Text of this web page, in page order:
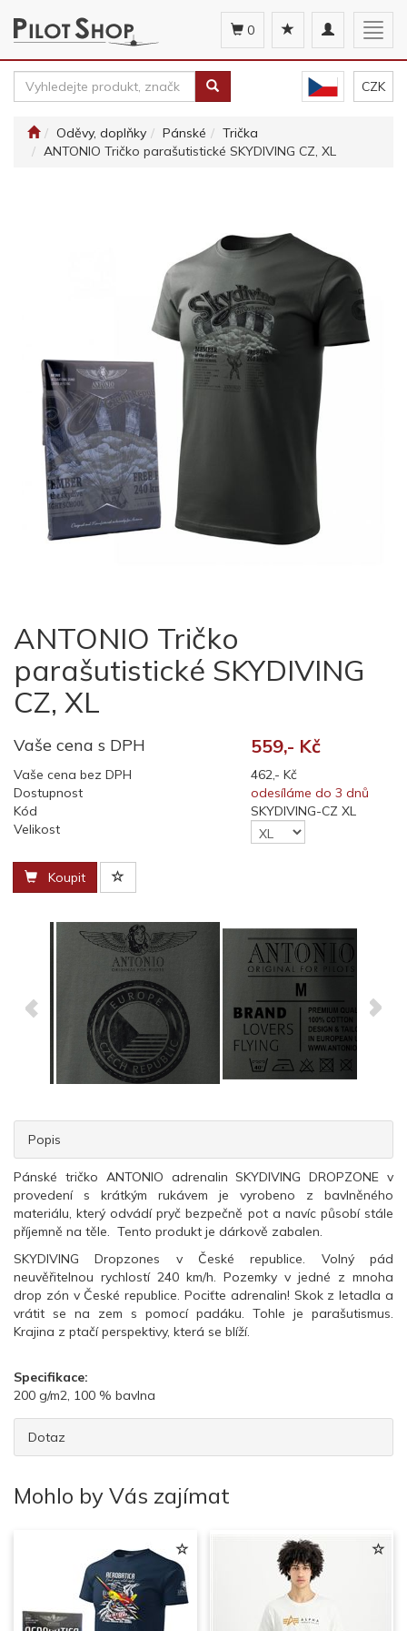
Toggle
navigation
0
CZK
Oděvy, doplňky Pánské
Trička
ANTONIO Tričko parašutistické SKYDIVING CZ, XL
ANTONIO Tričko
parašutistické SKYDIVING
CZ, XL
Vaše cena s DPH 559,- Kč
Vaše cena bez DPH
462,- Kč
Dostupnost
odesíláme do 3 dnů
Kód
SKYDIVING-CZ XL
Velikost
Koupit
Popis
Pánské tričko ANTONIO adrenalin SKYDIVING DROPZONE v
provedení s krátkým rukávem je vyrobeno z bavlněného
materiálu, který odvádí pryč bezpečně pot a navíc působí stále
příjemně na těle. Tento produkt je dárkově zabalen.
SKYDIVING Dropzones v České republice. Volný pád
neuvěřitelnou rychlostí 240 km/h. Pozemky v jedné z mnoha
drop zón v České republice. Pociťte adrenalin! Skok z letadla a
vrátit se na zem s pomocí padáku. Tohle je parašutismus.
Krajina z ptačí perspektivy, která se blíží.
Specifikace:
200 g/m2, 100 % bavlna
Dotaz
Mohlo by Vás zajímat